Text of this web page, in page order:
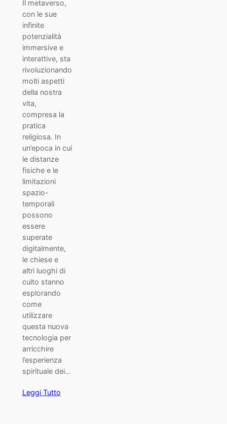
Il metaverso,
con le sue
infinite
potenzialità
immersive e
interattive, sta
rivoluzionando
molti aspetti
della nostra
vita,
compresa la
pratica
religiosa. In
un’epoca in cui
le distanze
fisiche e le
limitazioni
spazio-
temporali
possono
essere
superate
digitalmente,
le chiese e
altri luoghi di
culto stanno
esplorando
come
utilizzare
questa nuova
tecnologia per
arricchire
l’esperienza
spirituale dei…
Leggi Tutto